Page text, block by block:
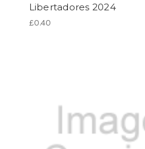
Libertadores 2024
£0.40